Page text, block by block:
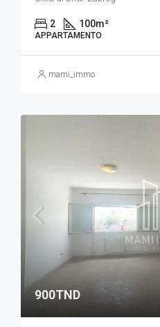
2 100m²
APPARTAMENTO
mami_immo
900TND